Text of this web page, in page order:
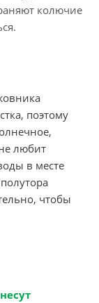
колючие
поэтому
любит
в месте
чтобы